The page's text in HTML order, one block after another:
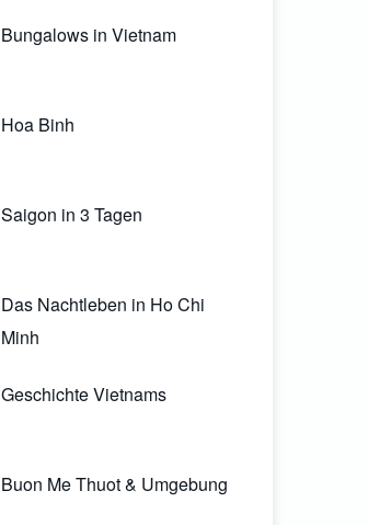
Bungalows in Vietnam
Hoa Binh
Saigon in 3 Tagen
Das Nachtleben in Ho Chi
Minh
Geschichte Vietnams
Buon Me Thuot & Umgebung